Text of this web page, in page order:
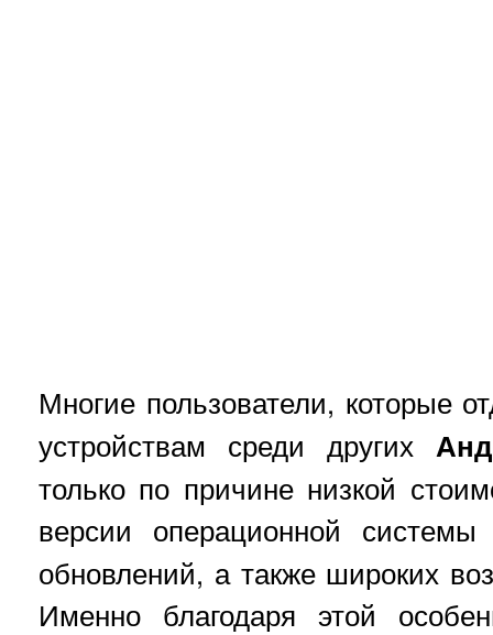
Многие пользователи, которые
устройствам среди других
только по причине низкой
версии операционной
обновлений, а также широких
Именно благодаря этой